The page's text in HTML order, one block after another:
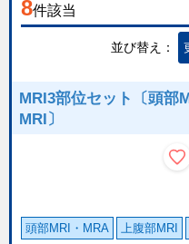
8件該当
並び替え：
MRI3部位セット〔頭部
MRI〕
頭部MRI・MRA 上腹部MRI